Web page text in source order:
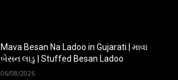
Mava Besan Na Ladoo in Gujarati | માવા
બેસન લાડુ | Stuffed Besan Ladoo
06/08/2026